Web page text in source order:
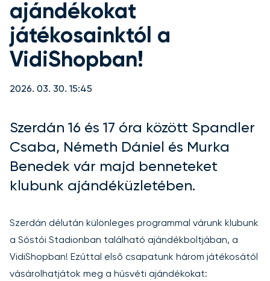
ajándékokat
játékosainktól a
VidiShopban!
2026. 03. 30. 15:45
Szerdán 16 és 17 óra között Spandler
Csaba, Németh Dániel és Murka
Benedek vár majd benneteket
klubunk ajándéküzletében.
Szerdán délután különleges programmal várunk klubunk
a Sóstói Stadionban található ajándékboltjában, a
VidiShopban! Ezúttal első csapatunk három játékosától
vásárolhatjátok meg a húsvéti ajándékokat: